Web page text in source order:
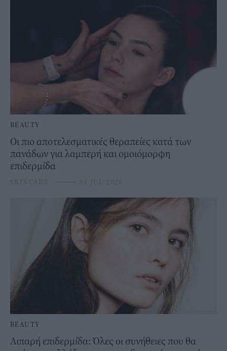
BEAUTY
Οι πιο αποτελεσματικές θεραπείες κατά των
πανάδων για λαμπερή και ομοιόμορφη
επιδερμίδα
SKINCARE ⸻ 31 JUL 2026
BEAUTY
Λιπαρή επιδερμίδα: Όλες οι συνήθειες που θα